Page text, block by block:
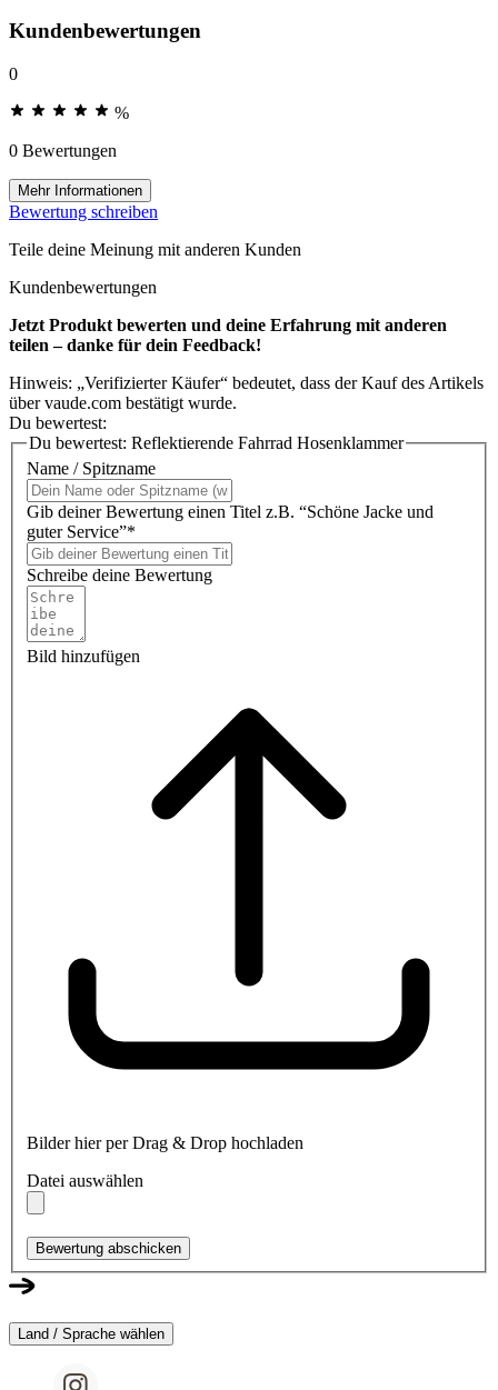
Kundenbewertungen
0
%
0 Bewertungen
Mehr Informationen
Bewertung schreiben
Teile deine Meinung mit anderen Kunden
Kundenbewertungen
Jetzt Produkt bewerten und deine Erfahrung mit anderen
teilen – danke für dein Feedback!
Hinweis: „Verifizierter Käufer“ bedeutet, dass der Kauf des Artikels
über vaude.com bestätigt wurde.
Du bewertest:
Du bewertest: Reflektierende Fahrrad Hosenklammer
Name / Spitzname
Gib deiner Bewertung einen Titel z.B. “Schöne Jacke und
guter Service”*
Schreibe deine Bewertung
Bild hinzufügen
Bilder hier per Drag & Drop hochladen
Datei auswählen
Bewertung abschicken
Land / Sprache wählen